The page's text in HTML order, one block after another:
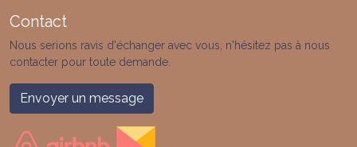
Contact
Nous serions ravis d'échanger avec vous, n'hésitez pas à nous
contacter pour toute demande.
Envoyer un message